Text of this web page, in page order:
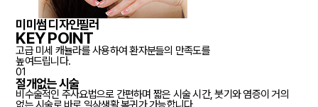
미미썸 디자인필러
KEY POINT
고급 미세 캐뉼라를 사용하여 환자분들의 만족도를
높여드립니다.
01
절개없는 시술
비수술적인 주사요법으로 간편하며 짧은 시술 시간, 붓기와 염증이 거의